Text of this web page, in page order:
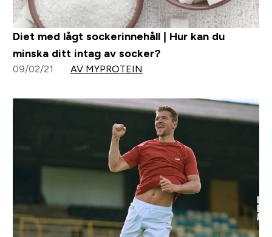
Diet med lågt sockerinnehåll | Hur kan du
minska ditt intag av socker?
09/02/21 AV MYPROTEIN